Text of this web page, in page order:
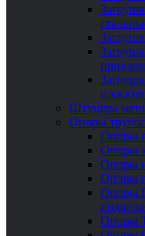
Штуцера
Опоры
Опоры
Опоры
Опоры
Опоры
Опоры
Опоры